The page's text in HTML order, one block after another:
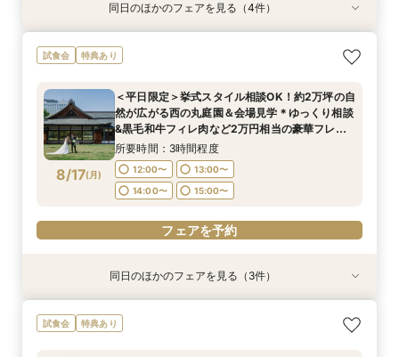
特典あり
8/16(日)
【料理重視の方へおすすめ】組数限定◆グラン
シェフ豊後昌幸が手掛ける黒毛和牛etc2万円相
所要時間：3時間程度
8:45〜
9:00〜
15:00〜
15:15〜
フェアを予約
特典あり
8/16(日)
【神社式相談フェア】提携有名神社紹介!AM来館
で本番さながらの披露宴体験 国産 和牛フィレ肉
分特典>
所要時間：3時間程度
8:45〜
9:00〜
15:00〜
15:15〜
フェアを予約
特典あり
8/16(日)
ガーデン挙式丸わかり◎2万坪の庭園満喫×オリ
ジナルウェディング庭園&会場見学×国産和牛
所要時間：3時間程度
8:45〜
9:00〜
15:00〜
15:15〜
フェアを予約
特典あり
8/16(日)
【東京開催/土日】東京サロンで《大阪迎賓館》
のご相談＆お打合せ！
9:00〜 15:00〜
フェアを予約
同日のほかのフェアを見る（4件）
試食会 特典あり
8/17(月)
＜平日限定＞挙式スタイル相談OK！約2万坪の自
然が広がる西の丸庭園＆会場見学＊ゆっくり相談
&黒毛和牛フィレ肉など2万円相当の豪華フレン
チコース
所要時間：3時間程度
12:00〜
13:00〜
14:00〜
15:00〜
フェアを予約
特典あり
＜オリジナルウェディング＞2万坪の庭園満喫×
会場見学×国産和牛フィレ肉など豪華試食付＊貸
特典あり
【20名〜ご婚礼がお得】平日限定★ガーデン
チャペル&貸切迎賓館ALL見学会×おもてなしを
特典あり
【平日限定】和婚相談×豪華無料試食×大阪城を
望む貸切迎賓館見学＜有名提携神社紹介も◎和婚
同日のほかのフェアを見る（3件）
試食会 特典あり